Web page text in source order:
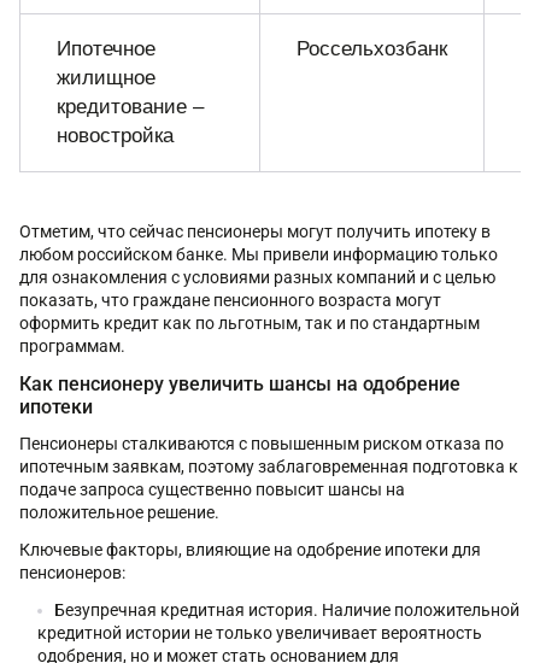
Ипотечное
жилищное
кредитование –
новостройка
Россельхозбанк
Отметим, что сейчас пенсионеры могут получить ипотеку в
любом российском банке. Мы привели информацию только
для ознакомления с условиями разных компаний и с целью
показать, что граждане пенсионного возраста могут
оформить кредит как по льготным, так и по стандартным
программам.
Как пенсионеру увеличить шансы на одобрение
ипотеки
Пенсионеры сталкиваются с повышенным риском отказа по
ипотечным заявкам, поэтому заблаговременная подготовка к
подаче запроса существенно повысит шансы на
положительное решение.
Ключевые факторы, влияющие на одобрение ипотеки для
пенсионеров:
Безупречная кредитная история. Наличие положительной
кредитной истории не только увеличивает вероятность
одобрения, но и может стать основанием для